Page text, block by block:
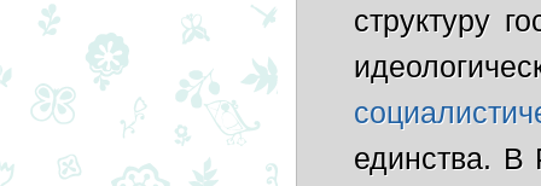
структуру
единства. В